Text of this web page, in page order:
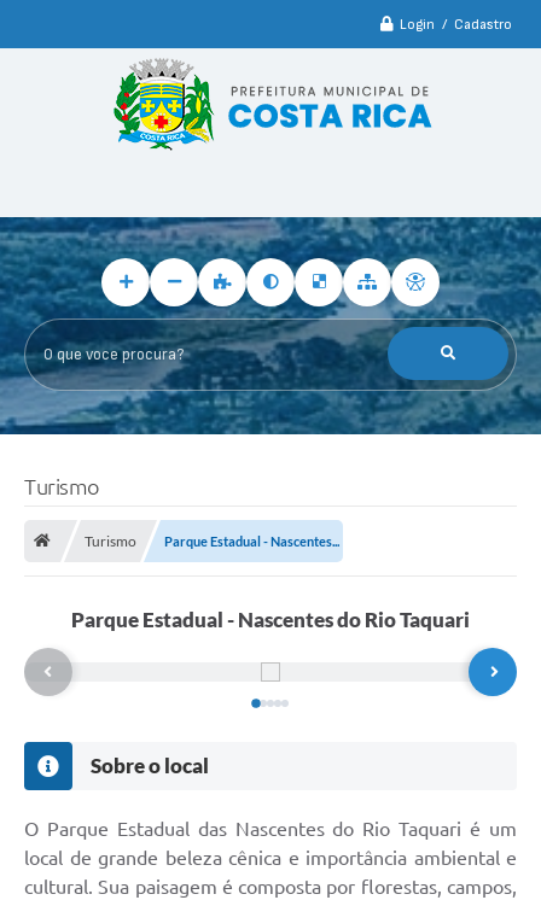
Login / Cadastro
O que voce procura?
Turismo
Turismo Parque Estadual - Nascentes...
Parque Estadual - Nascentes do Rio Taquari
Sobre o local
O Parque Estadual das Nascentes do Rio Taquari é um
local de grande beleza cênica e importância ambiental e
cultural. Sua paisagem é composta por florestas, campos,